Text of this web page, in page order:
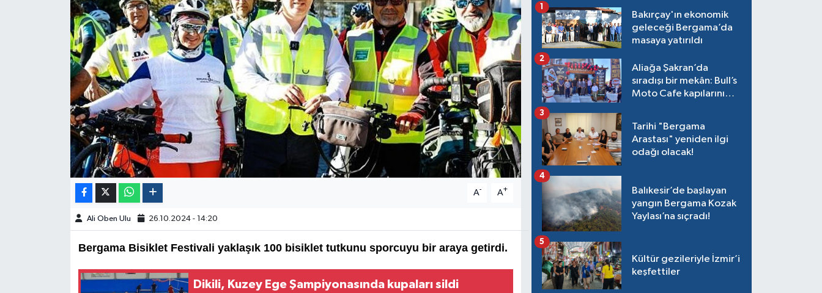
A- A+
Ali Oben Ulu 26.10.2024 - 14:20
Bergama Bisiklet Festivali yaklaşık 100 bisiklet tutkunu sporcuyu bir araya getirdi.
Dikili, Kuzey Ege Şampiyonasında kupaları sildi
Bakırçay'ın ekonomik
geleceği Bergama’da
masaya yatırıldı
1
Aliağa Şakran’da
sıradışı bir mekân: Bull’s
Moto Cafe kapılarını
2
Tarihi "Bergama
Arastası" yeniden ilgi
odağı olacak!
3
Balıkesir’de başlayan
yangın Bergama Kozak
Yaylası’na sıçradı!
4
Kültür gezileriyle İzmir’i
keşfettiler
5